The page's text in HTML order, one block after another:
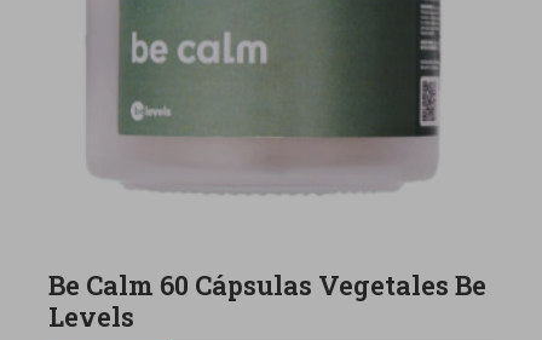
Be Calm 60 Cápsulas Vegetales Be
Levels